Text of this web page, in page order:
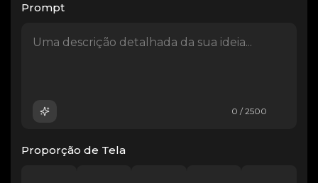
Prompt
0 / 2500
Proporção de Tela